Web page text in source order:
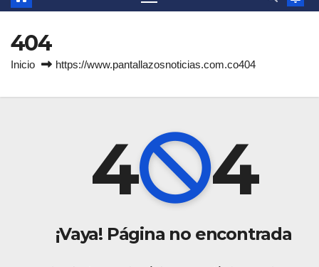
404
Inicio https://www.pantallazosnoticias.com.co404
4 4
¡Vaya! Página no encontrada